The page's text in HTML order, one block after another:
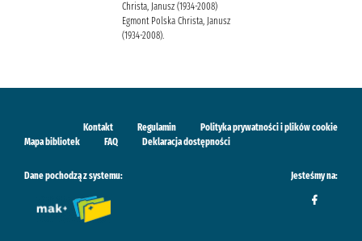
Christa, Janusz (1934-2008)
Egmont Polska Christa, Janusz
(1934-2008).
Kontakt Regulamin
Polityka prywatności i plików cookie
Mapa bibliotek
FAQ Deklaracja dostępności
Dane pochodzą z systemu: Jesteśmy na: